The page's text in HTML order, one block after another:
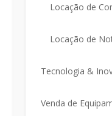
Locação de
Locação de
Tecnologia &
Venda de